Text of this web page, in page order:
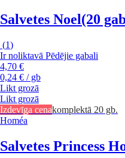
Salvetes Noel(20
(1)
Ir noliktavā Pēdējie gabali
4,70 €
0,24 € / gb
Likt grozā
Likt grozā
Izdevīga cenakomplektā 20 gb.
Homéa
Salvetes Princess